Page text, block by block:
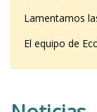
Lamentamos
El equipo de